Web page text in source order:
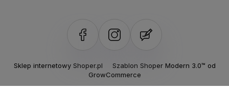
Sklep internetowy Shoper.pl Szablon Shoper Modern 3.0™ od
GrowCommerce